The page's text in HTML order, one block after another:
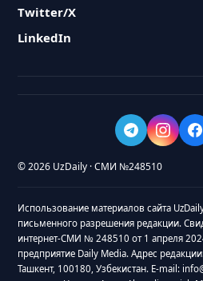
Twitter/X
LinkedIn
© 2026 UzDaily · СМИ №248510
Использование материалов сайта
письменного разрешения редакции.
интернет-СМИ № 248510 от 1 апреля
предприятие Daily Media. Адрес
Ташкент, 100180, Узбекистан. E-mail: